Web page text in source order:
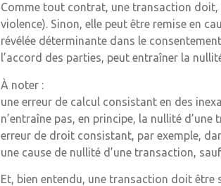
Comme tout contrat, une transaction doit,
violence). Sinon, elle peut être remise en
révélée déterminante dans le
l’accord des parties, peut entraîner la
À noter :
une erreur de calcul consistant en des
n’entraîne pas, en principe, la nullité
erreur de droit consistant, par exemple,
une cause de nullité d’une transaction,
Et, bien entendu, une transaction doit être